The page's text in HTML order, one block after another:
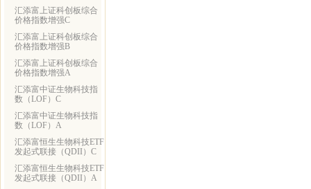
汇添富上证科创板综合
价格指数增强C
汇添富上证科创板综合
价格指数增强B
汇添富上证科创板综合
价格指数增强A
汇添富中证生物科技指
数（LOF）C
汇添富中证生物科技指
数（LOF）A
汇添富恒生生物科技ETF
发起式联接（QDII）C
汇添富恒生生物科技ETF
发起式联接（QDII）A